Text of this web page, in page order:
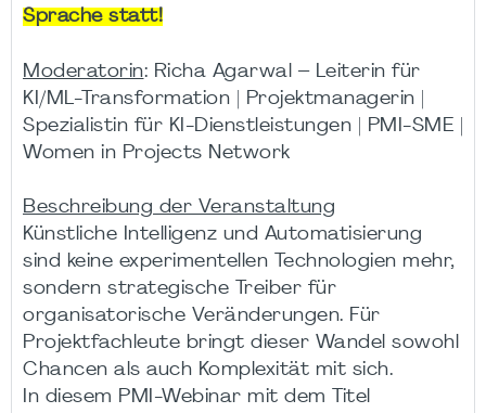
Sprache statt!
Moderatorin: Richa Agarwal – Leiterin für
KI/ML-Transformation | Projektmanagerin |
Spezialistin für KI-Dienstleistungen | PMI-SME |
Women in Projects Network
Beschreibung der Veranstaltung
Künstliche Intelligenz und Automatisierung
sind keine experimentellen Technologien mehr,
sondern strategische Treiber für
organisatorische Veränderungen. Für
Projektfachleute bringt dieser Wandel sowohl
Chancen als auch Komplexität mit sich.
In diesem PMI-Webinar mit dem Titel